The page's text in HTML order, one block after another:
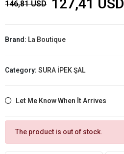
146,81 USD 127,41 USD
Brand: La Boutique
Category: SURA İPEK ŞAL
Let Me Know When İt Arrives
The product is out of stock.